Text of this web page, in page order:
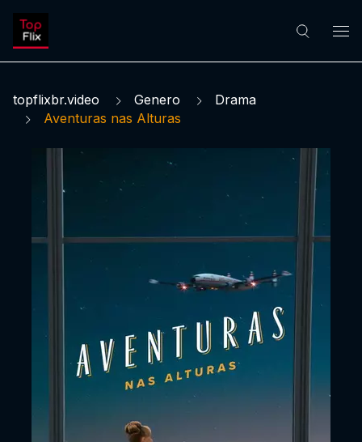
topflixbr.video Genero
Drama
Aventuras nas Alturas